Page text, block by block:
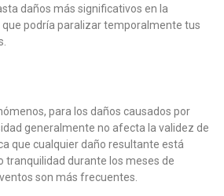
daños más significativos en la
podría paralizar temporalmente tus
para los daños causados por
generalmente no afecta la validez de
que cualquier daño resultante está
tranquilidad durante los meses de
son más frecuentes.